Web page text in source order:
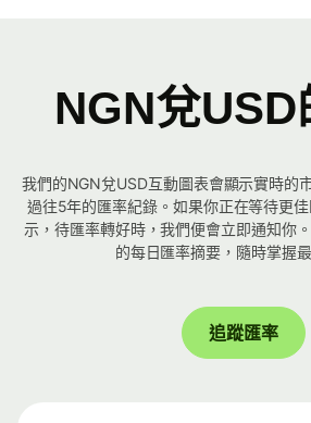
NGN兌USD
我們的NGN兌USD互動圖表會顯示實時的
過往5年的匯率紀錄。如果你正在等待更
示，待匯率轉好時，我們便會立即通知你
的每日匯率摘要，隨時掌握
追蹤匯率